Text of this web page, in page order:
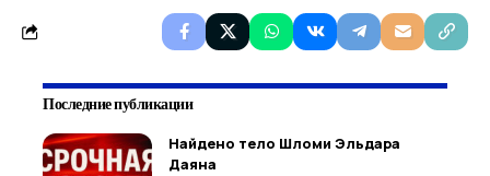
Последние публикации
Найдено тело Шломи Эльдара
Даяна